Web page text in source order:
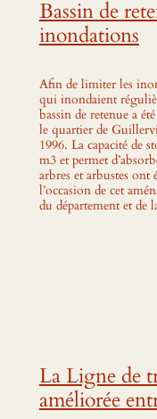
Bassin de
inondations
Afin de limiter les
qui inondaient
bassin de retenue a
le quartier de
1996. La capacité de
m3 et permet
arbres et arbustes ont
l’occasion de cet
du département et de
La Ligne de
améliorée